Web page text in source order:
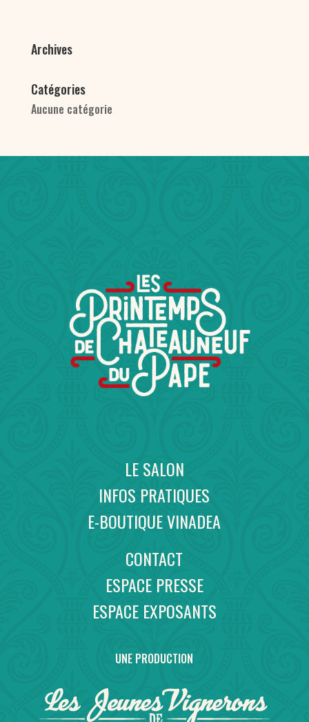
Archives
Catégories
Aucune catégorie
LE SALON
INFOS PRATIQUES
E-BOUTIQUE VINADEA
CONTACT
ESPACE PRESSE
ESPACE EXPOSANTS
UNE PRODUCTION